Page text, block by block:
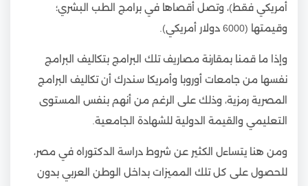
أمريكي فقط)، وتصل أقصاها في برامج الطب البشري؛
وقيمتها (6000 دولار أمريكي).
وإذا ما قمنا بمقارنة مصاريف تلك البرامج بتكاليف البرامج
نفسها من جامعات أوروبا وأمريكا سندرك أن تكاليف البرامج
المصرية رمزية، وذلك على الرغم من أنهم بنفس المستوى
التعليمي والقيمة الدولية للشهادة الجامعية.
ومن هنا يتساءل الكثير عن شروط دراسة الدكتوراه في مصر،
للحصول على كل تلك المميزات بداخل الوطن العربي بدون